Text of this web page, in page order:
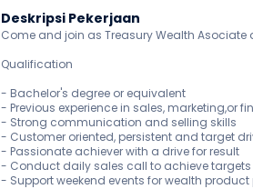
Deskripsi Pekerjaan
Come and join as Treasury Wealth Asociate
Qualification
- Bachelor's degree or equivalent
- Previous experience in sales, marketing,or
- Strong communication and selling skills
- Customer oriented, persistent and target
- Passionate achiever with a drive for result
- Conduct daily sales call to achieve targets
- Support weekend events for wealth